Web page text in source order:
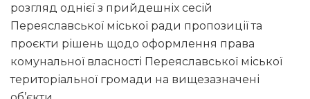
розгляд однієї з прийдешніх сесій
Переяславської міської ради пропозиції та
проєкти рішень щодо оформлення права
комунальної власності Переяславської міської
територіальної громади на вищезазначені